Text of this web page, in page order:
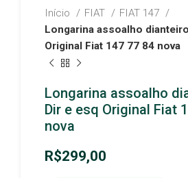
Início FIAT
FIAT 147
Longarina assoalho
Original Fiat 147 77 84 nova
Longarina assoalho
Dir e esq Original Fiat
nova
R$299,00